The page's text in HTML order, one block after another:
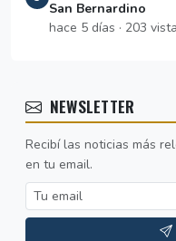
San Bernardino
hace 5 días · 203
NEWSLETTER
Recibí las noticias más
en tu email.